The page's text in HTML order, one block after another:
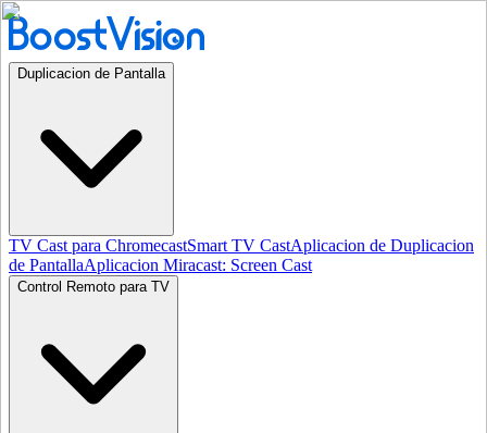
Duplicacion de Pantalla
TV Cast para ChromecastSmart TV CastAplicacion de Duplicacion
de PantallaAplicacion Miracast: Screen Cast
Control Remoto para TV